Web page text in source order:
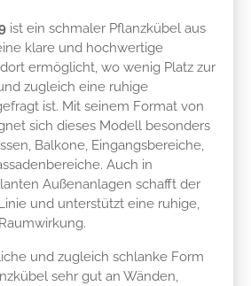
ist ein schmaler Pflanzkübel aus
klare und hochwertige
ermöglicht, wo wenig Platz zur
zugleich eine ruhige
ist. Mit seinem Format von
sich dieses Modell besonders
Balkone, Eingangsbereiche,
Auch in
Außenanlagen schafft der
und unterstützt eine ruhige,
und zugleich schlanke Form
sehr gut an Wänden,